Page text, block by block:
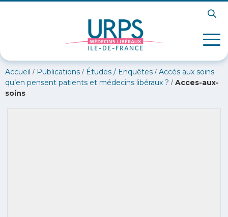
Accueil / Publications / Études / Enquêtes / Accès aux soins :
qu’en pensent patients et médecins libéraux ? / Acces-aux-
soins